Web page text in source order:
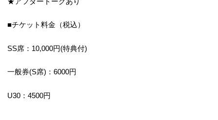
■チケット料金（税込）
SS席：10,000円(特典付)
一般券(S席)：6000円
U30：4500円